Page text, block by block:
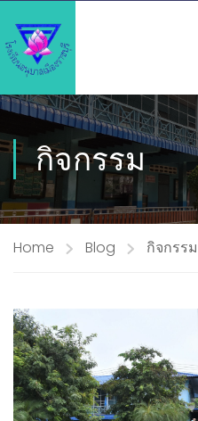
กิจกรรม
Home Blog กิจกรรม